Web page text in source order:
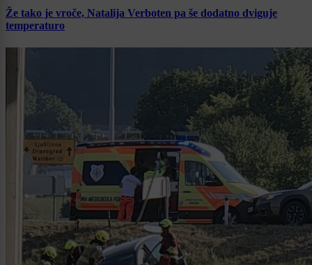
Že tako je vroče, Natalija Verboten pa še dodatno dviguje
temperaturo